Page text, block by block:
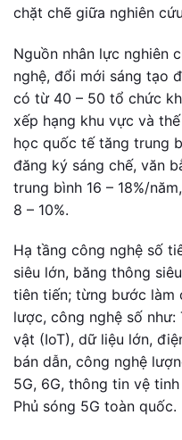
chặt chẽ giữa nghiên
Nguồn nhân lực nghiên
nghệ, đổi mới sáng tạo
có từ 40 – 50 tổ chức
xếp hạng khu vực và
học quốc tế tăng trung
đăng ký sáng chế, văn
trung bình 16 – 18%/
8 – 10%.
Hạ tầng công nghệ số
siêu lớn, băng thông
tiên tiến; từng bước làm
lược, công nghệ số
vật (IoT), dữ liệu lớn,
bán dẫn, công nghệ
5G, 6G, thông tin vệ
Phủ sóng 5G toàn quốc.